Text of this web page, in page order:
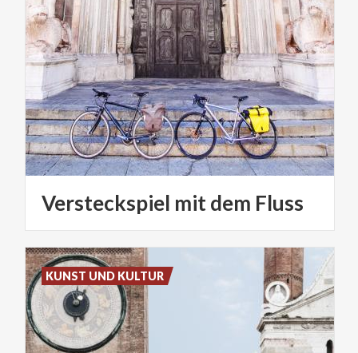
Versteckspiel mitdem Fluss
KUNST UND KULTUR